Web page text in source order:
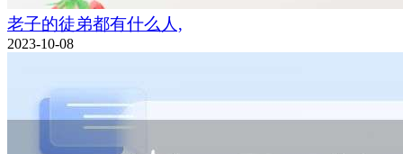
老子的徒弟都有什么人,
2023-10-08